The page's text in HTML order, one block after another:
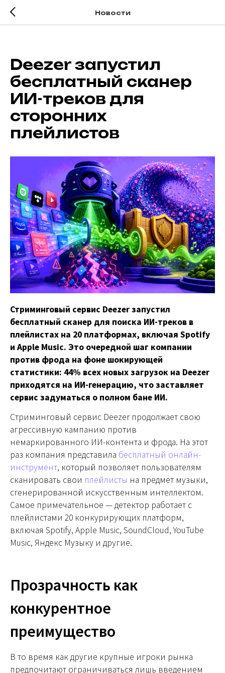
Новости
Deezer запустил
бесплатный сканер
ИИ-треков для
сторонних
плейлистов
Стриминговый сервис Deezer запустил
бесплатный сканер для поиска ИИ-треков в
плейлистах на 20 платформах, включая Spotify
и Apple Music. Это очередной шаг компании
против фрода на фоне шокирующей
статистики: 44% всех новых загрузок на Deezer
приходятся на ИИ-генерацию, что заставляет
сервис задуматься о полном бане ИИ.
Стриминговый сервис Deezer продолжает свою
агрессивную кампанию против
немаркированного ИИ-контента и фрода. На этот
раз компания представила бесплатный онлайн-
инструмент, который позволяет пользователям
сканировать свои плейлисты на предмет музыки,
сгенерированной искусственным интеллектом.
Самое примечательное — детектор работает с
плейлистами 20 конкурирующих платформ,
включая Spotify, Apple Music, SoundCloud, YouTube
Music, Яндекс Музыку и другие.
Прозрачность как
конкурентное
преимущество
В то время как другие крупные игроки рынка
предпочитают ограничиваться лишь введением